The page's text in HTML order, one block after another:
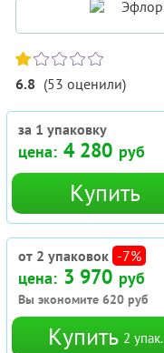
6.8 (53 оценили)
за 1 упаковку
цена: 4 280 руб
Купить
от 2 упаковок -7%
цена: 3 970 руб
Вы экономите 620 руб
Купить 2 упак.